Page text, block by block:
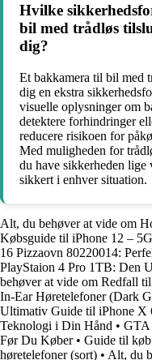
Hvilke
bil med trådløs
dig?
Et bakkamera til bil med
dig en ekstra
visuelle oplysninger om
detektere forhindringer
reducere risikoen for
Med muligheden for
du have sikkerheden lige
sikkert i enhver situation.
Alt, du behøver at vide om
Købsguide til iPhone 12 –
16 Pizzaovn 80220014:
PlayStaion 4 Pro 1TB: Den
behøver at vide om Redfall
In-Ear Høretelefoner (Dark
Ultimativ Guide til iPhone X
Teknologi i Din Hånd • GTA
Før Du Køber• Guide til
høretelefoner (sort) • Alt, du